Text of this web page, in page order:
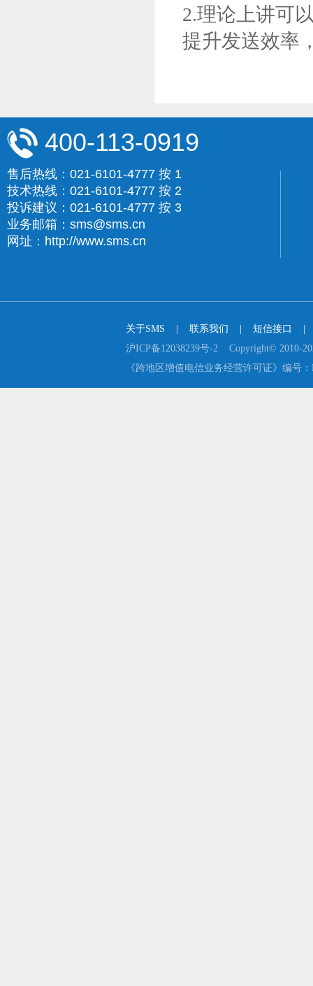
2.理论上讲可
提升发送效率
400-113-0919
售后热线：021-6101-4777 按 1
技术热线：021-6101-4777 按 2
投诉建议：021-6101-4777 按 3
业务邮箱：sms@sms.cn
网址：http://www.sms.cn
关于SMS 联系我们 短信接口
沪ICP备12038239号-2    Copyright© 2010-
《跨地区增值电信业务经营许可证》编号：